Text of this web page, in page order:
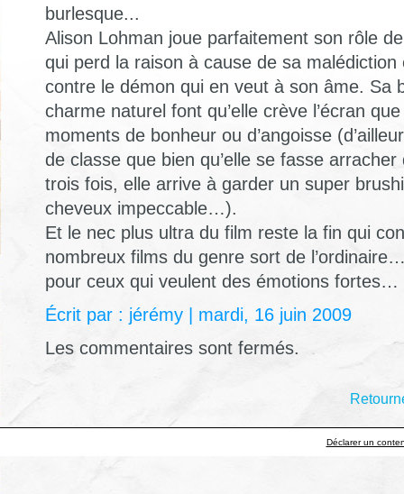
burlesque...
Alison Lohman joue parfaitement son rôle
qui perd la raison à cause de sa
contre le démon qui en veut à son âme. Sa
charme naturel font qu’elle crève l’écran
moments de bonheur ou d’angoisse
de classe que bien qu’elle se fasse
trois fois, elle arrive à garder un super
cheveux impeccable…).
Et le nec plus ultra du film reste la fin qui
nombreux films du genre sort de
pour ceux qui veulent des émotions fortes…
Écrit par : jérémy | mardi, 16 juin 2009
Les commentaires sont fermés.
Déclarer un